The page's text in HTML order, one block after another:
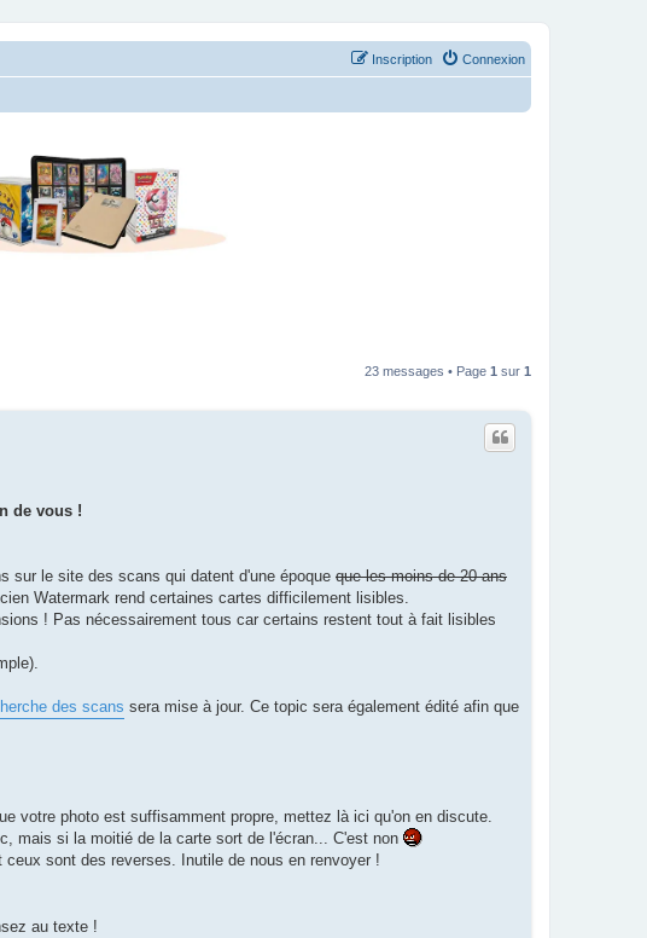
Connexion
Inscription
23 messages • Page 1 sur 1
de vous !
sur le site des scans qui datent d'une époque que les moins de 20 ans
Watermark rend certaines cartes difficilement lisibles.
! Pas nécessairement tous car certains restent tout à fait lisibles
des scans sera mise à jour. Ce topic sera également édité afin que
votre photo est suffisamment propre, mettez là ici qu'on en discute.
mais si la moitié de la carte sort de l'écran... C'est non
sont des reverses. Inutile de nous en renvoyer !
au texte !